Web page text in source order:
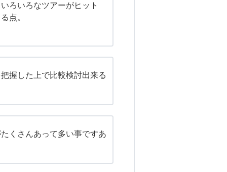
ろいろなツアーがヒット
点。
握した上で比較検討出来る
くさんあって多い事ですあ